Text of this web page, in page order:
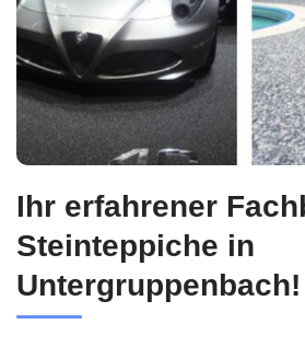
Ihr erfahrener
Steinteppiche in
Untergruppenbach!